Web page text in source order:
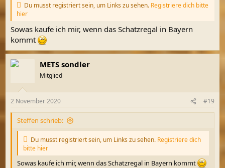
Du musst registriert sein, um Links zu sehen. Registriere dich bitte
hier
Sowas kaufe ich mir, wenn das Schatzregal in Bayern
kommt
METS sondler
Mitglied
2 November 2020 #19
Steffen schrieb:
Du musst registriert sein, um Links zu sehen. Registriere dich
bitte hier
Sowas kaufe ich mir, wenn das Schatzregal in Bayern kommt